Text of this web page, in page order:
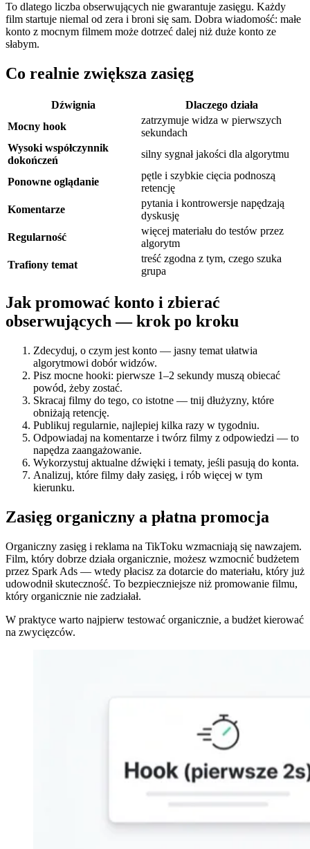
To dlatego liczba obserwujących nie gwarantuje zasięgu. Każdy
film startuje niemal od zera i broni się sam. Dobra wiadomość: małe
konto z mocnym filmem może dotrzeć dalej niż duże konto ze
słabym.
Co realnie zwiększa zasięg
Dźwignia
Dlaczego działa
Mocny hook
zatrzymuje widza w pierwszych
sekundach
Wysoki współczynnik
dokończeń
silny sygnał jakości dla algorytmu
Ponowne oglądanie
pętle i szybkie cięcia podnoszą
retencję
Komentarze
pytania i kontrowersje napędzają
dyskusję
Regularność
więcej materiału do testów przez
algorytm
Trafiony temat
treść zgodna z tym, czego szuka
grupa
Jak promować konto i zbierać
obserwujących — krok po kroku
Zdecyduj, o czym jest konto — jasny temat ułatwia
algorytmowi dobór widzów.
Pisz mocne hooki: pierwsze 1–2 sekundy muszą obiecać
powód, żeby zostać.
Skracaj filmy do tego, co istotne — tnij dłużyzny, które
obniżają retencję.
Publikuj regularnie, najlepiej kilka razy w tygodniu.
Odpowiadaj na komentarze i twórz filmy z odpowiedzi — to
napędza zaangażowanie.
Wykorzystuj aktualne dźwięki i tematy, jeśli pasują do konta.
Analizuj, które filmy dały zasięg, i rób więcej w tym
kierunku.
Zasięg organiczny a płatna promocja
Organiczny zasięg i reklama na TikToku wzmacniają się nawzajem.
Film, który dobrze działa organicznie, możesz wzmocnić budżetem
przez Spark Ads — wtedy płacisz za dotarcie do materiału, który już
udowodnił skuteczność. To bezpieczniejsze niż promowanie filmu,
który organicznie nie zadziałał.
W praktyce warto najpierw testować organicznie, a budżet kierować
na zwycięzców.